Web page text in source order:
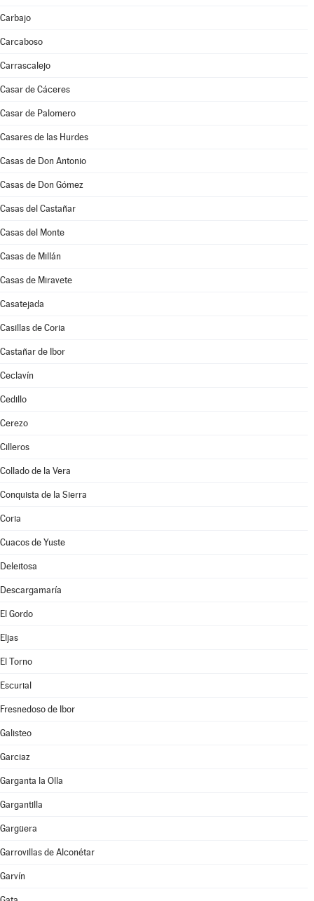
Carbajo
Carcaboso
Carrascalejo
Casar de Cáceres
Casar de Palomero
Casares de las Hurdes
Casas de Don Antonio
Casas de Don Gómez
Casas del Castañar
Casas del Monte
Casas de Millán
Casas de Miravete
Casatejada
Casillas de Coria
Castañar de Ibor
Ceclavín
Cedillo
Cerezo
Cilleros
Collado de la Vera
Conquista de la Sierra
Coria
Cuacos de Yuste
Deleitosa
Descargamaría
El Gordo
Eljas
El Torno
Escurial
Fresnedoso de Ibor
Galisteo
Garciaz
Garganta la Olla
Gargantilla
Gargüera
Garrovillas de Alconétar
Garvín